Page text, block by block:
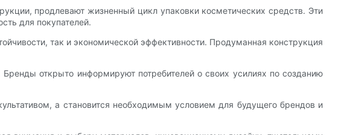
продлевают жизненный цикл упаковки косметических средств. Эти
для покупателей.
так и экономической эффективности. Продуманная конструкция
открыто информируют потребителей о своих усилиях по созданию
а становится необходимым условием для будущего брендов и